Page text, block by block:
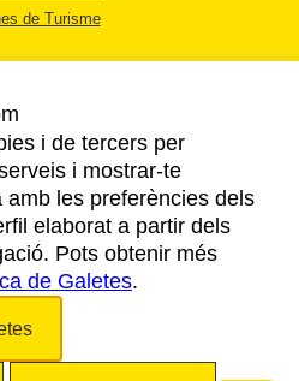
de Turisme
LEGAL
DE PRIVACITAT
i de tercers per
i mostrar-te
amb les preferències dels
elaborat a partir dels
Pots obtenir més
de Galetes.